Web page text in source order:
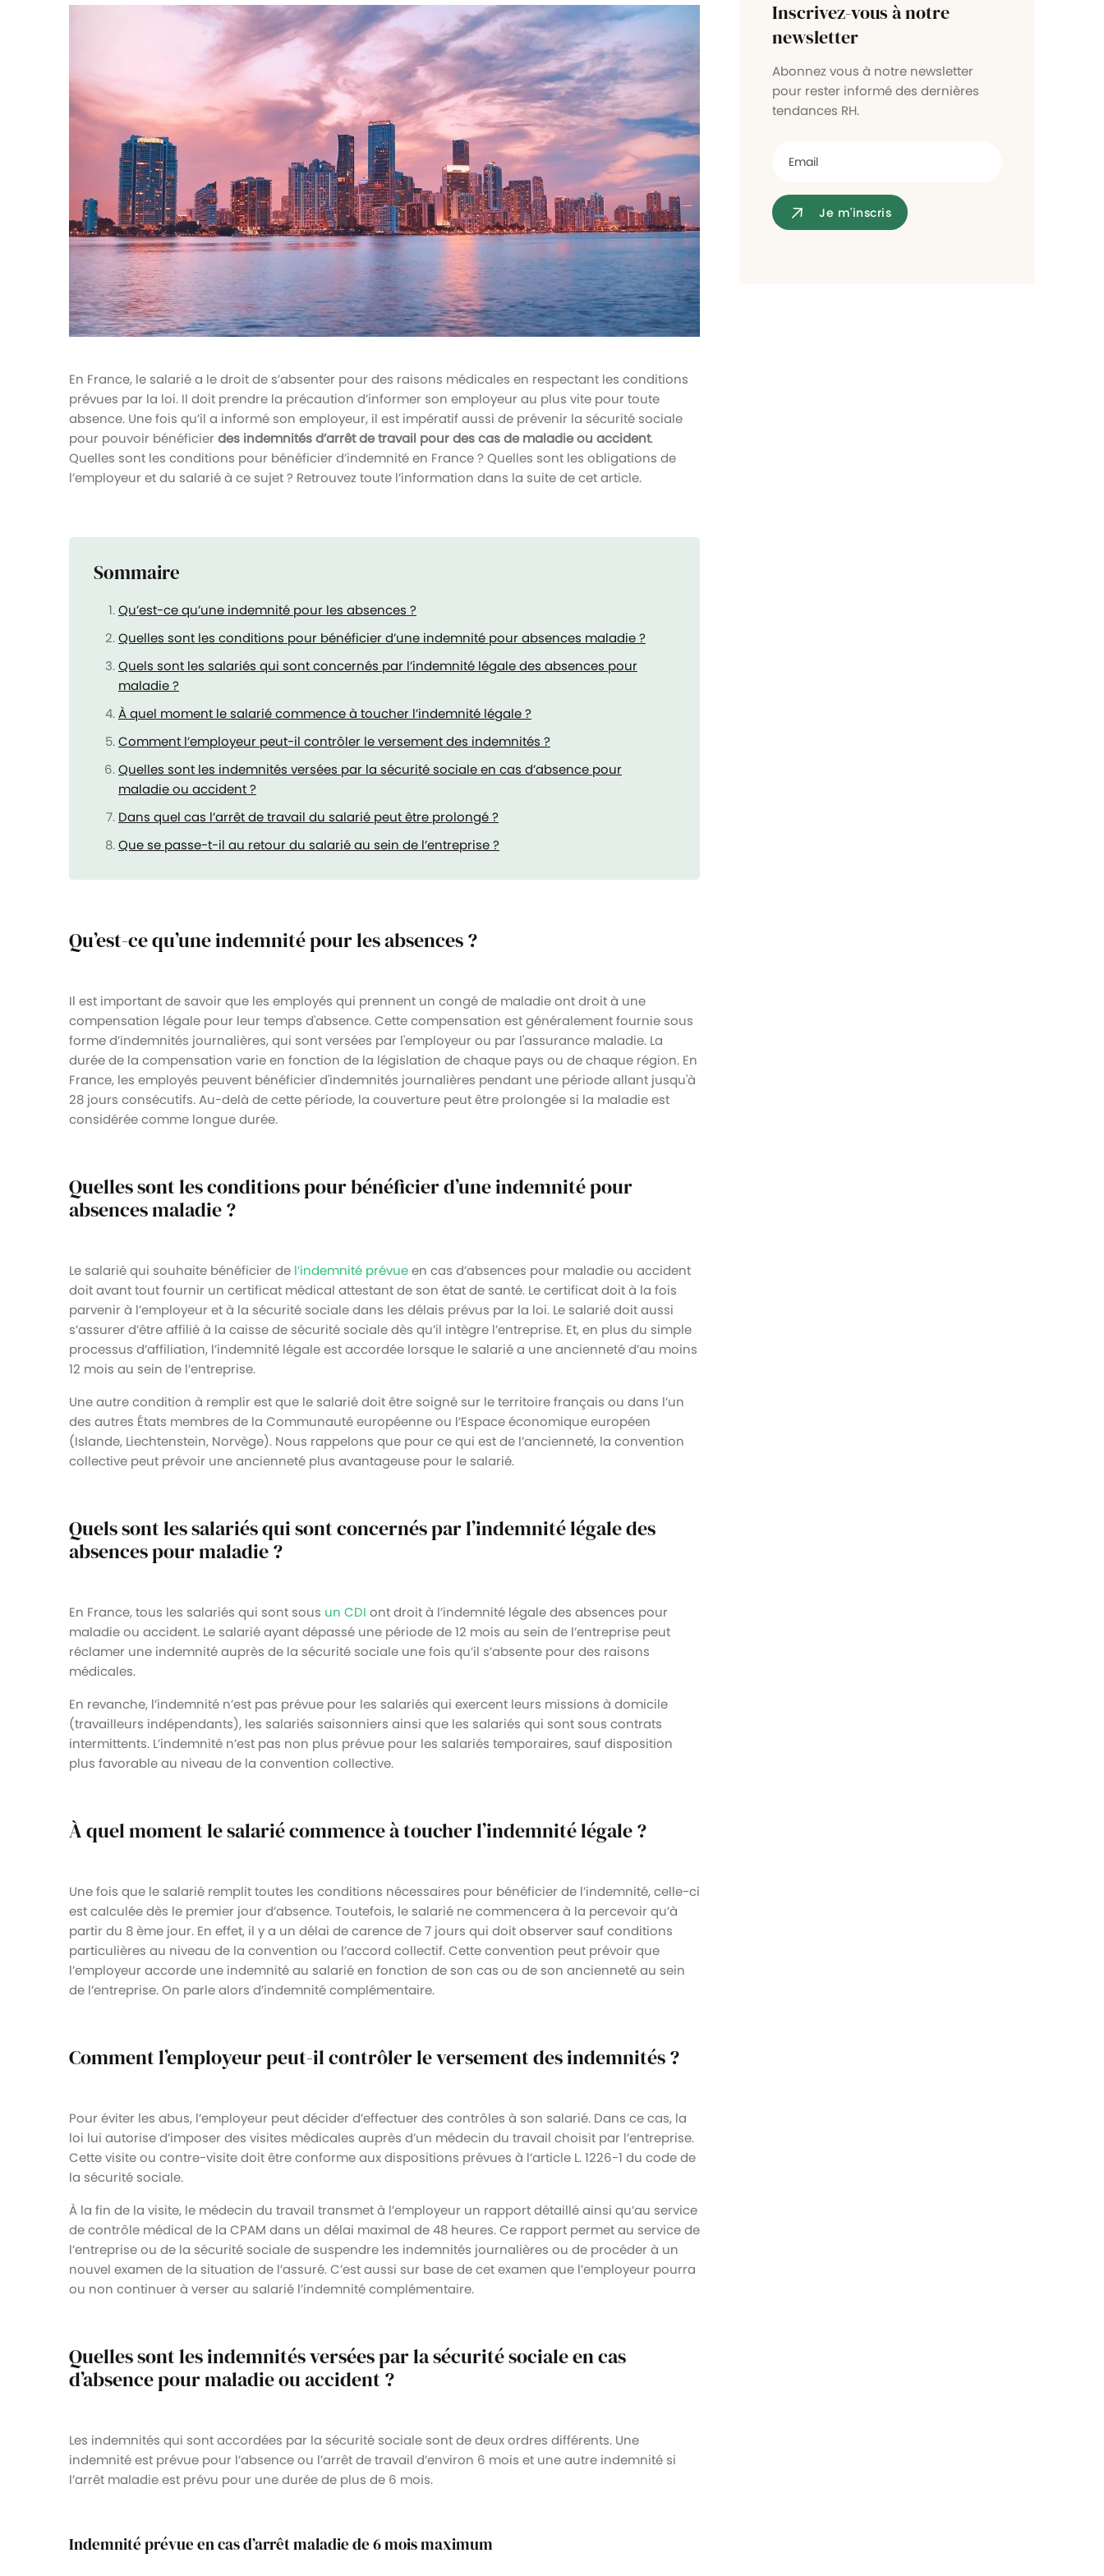
En France, le salarié a le droit de s’absenter pour des raisons médicales en respectant les conditions
prévues par la loi. Il doit prendre la précaution d’informer son employeur au plus vite pour toute
absence. Une fois qu’il a informé son employeur, il est impératif aussi de prévenir la sécurité sociale
pour pouvoir bénéficierdes indemnités d’arrêt de travail pour des cas de maladie ou accident.
Quelles sont les conditions pour bénéficier d’indemnité en France ? Quelles sont les obligations de
l’employeur et du salarié à ce sujet ? Retrouvez toute l’information dans la suite de cet article.
Sommaire
Qu’est-ce qu’une indemnité pour les absences ?
Quelles sont les conditions pour bénéficier d’une indemnité pour absences maladie ?
Quels sont les salariés qui sont concernés par l’indemnité légale des absences pour
maladie ?
À quel moment le salarié commence à toucher l’indemnité légale ?
Comment l’employeur peut-il contrôler le versement des indemnités ?
Quelles sont les indemnités versées par la sécurité sociale en cas d’absence pour
maladie ou accident ?
Dans quel cas l’arrêt de travail du salarié peut être prolongé ?
Que se passe-t-il au retour du salarié au sein de l’entreprise ?
Qu’est-ce qu’une indemnité pour les absences ?
Il est important de savoir que les employés qui prennent un congé de maladie ont droit à une
compensation légale pour leur temps d'absence. Cette compensation est généralement fournie sous
forme d’indemnités journalières, qui sont versées par l'employeur ou par l'assurance maladie. La
durée de la compensation varie en fonction de la législation de chaque pays ou de chaque région. En
France, les employés peuvent bénéficier d'indemnités journalières pendant une période allant jusqu'à
28 jours consécutifs. Au-delà de cette période, la couverture peut être prolongée si la maladie est
considérée comme longue durée.
Quelles sont les conditions pour bénéficier d’une indemnité pour
absences maladie ?
Le salarié qui souhaite bénéficier de l’indemnité prévueen cas d’absences pour maladie ou accident
doit avant tout fournir un certificat médical attestant de son état de santé. Le certificat doit à la fois
parvenir à l’employeur et à la sécurité sociale dans les délais prévus par la loi. Le salarié doit aussi
s’assurer d’être affilié à la caisse de sécurité sociale dès qu’il intègre l’entreprise. Et, en plus du simple
processus d’affiliation, l’indemnité légale est accordée lorsque le salarié a une ancienneté d’au moins
12 mois au sein de l’entreprise.
Une autre condition à remplir est que le salarié doit être soigné sur le territoire français ou dans l’un
des autres États membres de la Communauté européenne ou l’Espace économique européen
(Islande, Liechtenstein, Norvège). Nous rappelons que pour ce qui est de l’ancienneté, la convention
collective peut prévoir une ancienneté plus avantageuse pour le salarié.
Quels sont les salariés qui sont concernés par l’indemnité légale des
absences pour maladie ?
En France, tous les salariés qui sont sous un CDI ont droit à l’indemnité légale des absences pour
maladie ou accident. Le salarié ayant dépassé une période de 12 mois au sein de l’entreprise peut
réclamer une indemnité auprès de la sécurité sociale une fois qu’il s’absente pour des raisons
médicales.
En revanche, l’indemnité n’est pas prévue pour les salariés qui exercent leurs missions à domicile
(travailleurs indépendants), les salariés saisonniers ainsi que les salariés qui sont sous contrats
intermittents. L’indemnité n’est pas non plus prévue pour les salariés temporaires, sauf disposition
plus favorable au niveau de la convention collective.
À quel moment le salarié commence à toucher l’indemnité légale ?
Une fois que le salarié remplit toutes les conditions nécessaires pour bénéficier de l’indemnité, celle-ci
est calculée dès le premier jour d’absence. Toutefois, le salarié ne commencera à la percevoir qu’à
partir du 8 ème jour. En effet, il y a un délai de carence de 7 jours qui doit observer sauf conditions
particulières au niveau de la convention ou l’accord collectif. Cette convention peut prévoir que
l’employeur accorde une indemnité au salarié en fonction de son cas ou de son ancienneté au sein
de l’entreprise. On parle alors d’indemnité complémentaire.
Comment l’employeur peut-il contrôler le versement des indemnités ?
Pour éviter les abus, l’employeur peut décider d’effectuer des contrôles à son salarié. Dans ce cas, la
loi lui autorise d’imposer des visites médicales auprès d’un médecin du travail choisit par l’entreprise.
Cette visite ou contre-visite doit être conforme aux dispositions prévues à l’article L. 1226-1 du code de
la sécurité sociale.
À la fin de la visite, le médecin du travail transmet à l’employeur un rapport détaillé ainsi qu’au service
de contrôle médical de la CPAM dans un délai maximal de 48 heures. Ce rapport permet au service de
l’entreprise ou de la sécurité sociale de suspendre les indemnités journalières ou de procéder à un
nouvel examen de la situation de l’assuré. C’est aussi sur base de cet examen que l’employeur pourra
ou non continuer à verser au salarié l’indemnité complémentaire.
Quelles sont les indemnités versées par la sécurité sociale en cas
d’absence pour maladie ou accident ?
Les indemnités qui sont accordées par la sécurité sociale sont de deux ordres différents. Une
indemnité est prévue pour l’absence ou l’arrêt de travail d’environ 6 mois et une autre indemnité si
l’arrêt maladie est prévu pour une durée de plus de 6 mois.
Indemnité prévue en cas d’arrêt maladie de 6 mois maximum
Inscrivez-vous à notre
newsletter
Abonnez vous à notre newsletter
pour rester informé des dernières
tendances RH.
Je m'inscris
votre paie
Tâches et check-lists
Optimisez le suivi de vos tâches et check-
lists RH
Suivi mutuelle
Suivez les demandes de remboursement de
Contrôle d'accès